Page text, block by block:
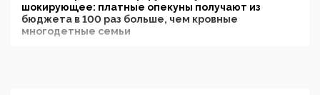
шокирующее: платные опекуны получают из
бюджета в 100 раз больше, чем кровные
многодетные семьи